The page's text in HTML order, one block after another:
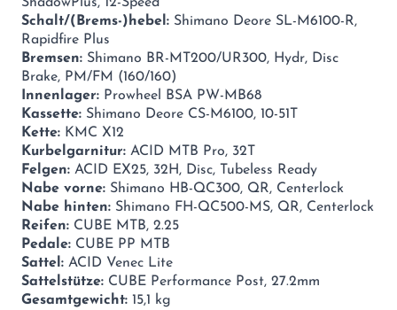
Schalt/(Brems-)hebel: Shimano Deore SL-M6100-R,
Rapidfire Plus
Bremsen: Shimano BR-MT200/UR300, Hydr, Disc
Brake, PM/FM (160/160)
Innenlager: Prowheel BSA PW-MB68
Kassette: Shimano Deore CS-M6100, 10-51T
Kette: KMC X12
Kurbelgarnitur: ACID MTB Pro, 32T
Felgen: ACID EX25, 32H, Disc, Tubeless Ready
Nabe vorne: Shimano HB-QC300, QR, Centerlock
Nabe hinten: Shimano FH-QC500-MS, QR, Centerlock
Reifen: CUBE MTB, 2.25
Pedale: CUBE PP MTB
Sattel: ACID Venec Lite
Sattelstütze: CUBE Performance Post, 27.2mm
Gesamtgewicht: 15,1 kg